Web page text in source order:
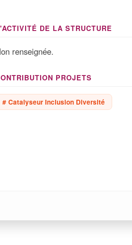
DE LA STRUCTURE
renseignée.
PROJETS
# Catalyseur Inclusion Diversité